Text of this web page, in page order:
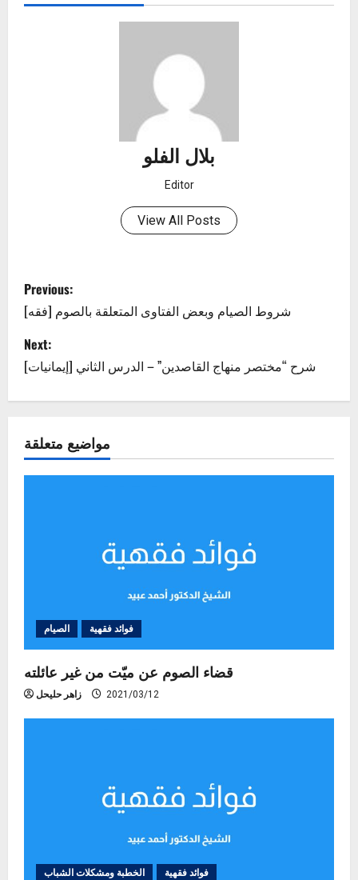
بلال الفلو
Editor
View All Posts
P
o
s
t
a
v
i
o
n
Previous:
[فقه] شروط الصيام وبعض الفتاوى المتعلقة بالصوم
Next:
[إيمانيات] شرح “مختصر منهاج القاصدين” – الدرس الثاني
مواضيع متعلقة
الصيام فوائد فقهية
قضاء الصوم عن ميّت من غير عائلته
زاهر حليحل 2021/03/12
الخطبة ومشكلات الشباب فوائد فقهية